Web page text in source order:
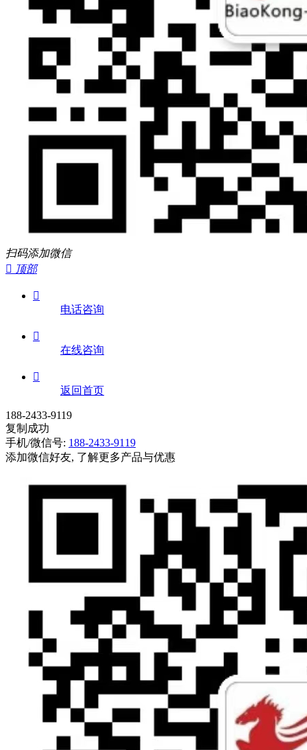
扫码添加微信
 顶部

电话咨询

在线咨询

返回首页
188-2433-9119
复制成功
手机/微信号: 188-2433-9119
添加微信好友, 了解更多产品与优惠